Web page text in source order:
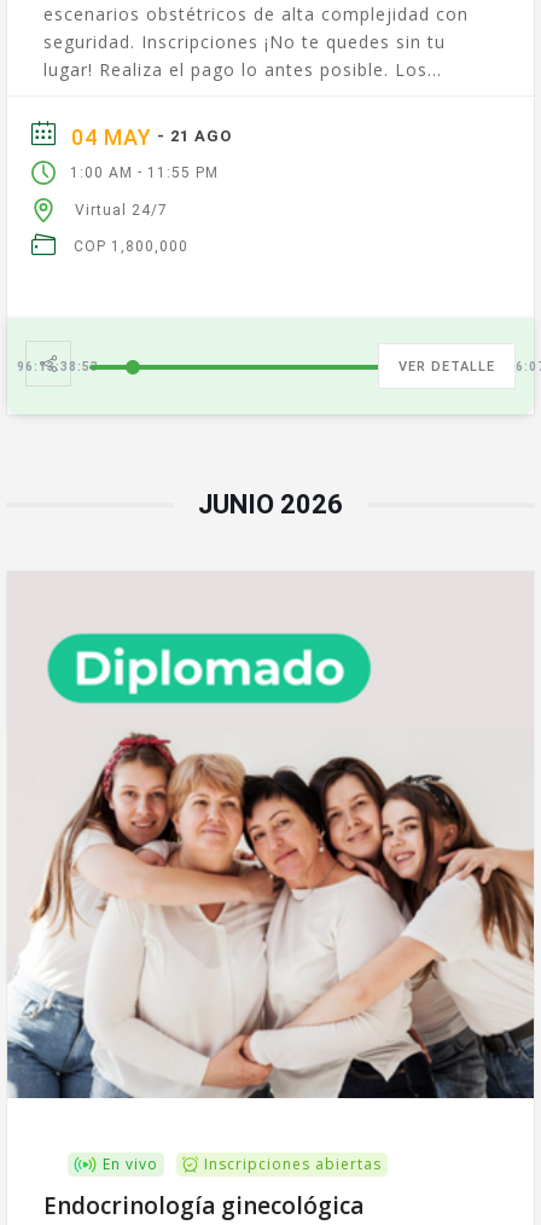
escenarios obstétricos de alta complejidad con
seguridad. Inscripciones ¡No te quedes sin tu
lugar! Realiza el pago lo antes posible. Los
04 MAY - 21 AGO
1:00 AM - 11:55 PM
Virtual 24/7
COP 1,800,000
96:13:38:54 VER DETALLE
JUNIO 2026
En vivo Inscripciones abiertas
Endocrinología ginecológica